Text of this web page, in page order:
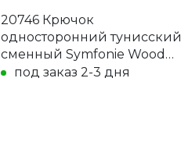
20746 Крючок
односторонний тунисский
сменный Symfonie Wood
KnitPro, 4.50 мм
под заказ 2-3 дня